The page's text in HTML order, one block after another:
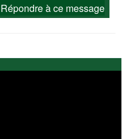
Répondre à ce message